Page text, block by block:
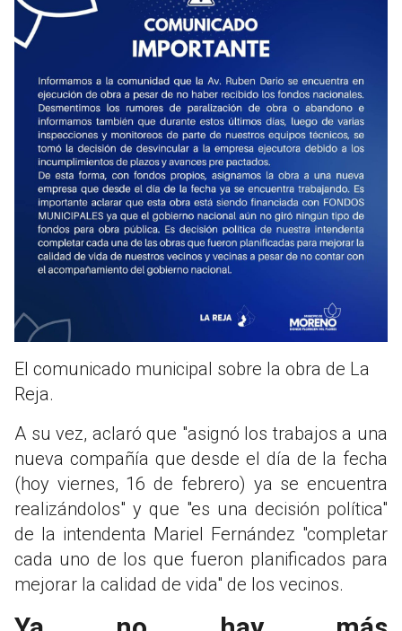
El comunicado municipal sobre la obra de La
Reja.
A su vez, aclaró que "asignó los trabajos a una
nueva compañía que desde el día de la fecha
(hoy viernes, 16 de febrero) ya se encuentra
realizándolos" y que "es una decisión política"
de la intendenta Mariel Fernández "completar
cada uno de los que fueron planificados para
mejorar la calidad de vida" de los vecinos.